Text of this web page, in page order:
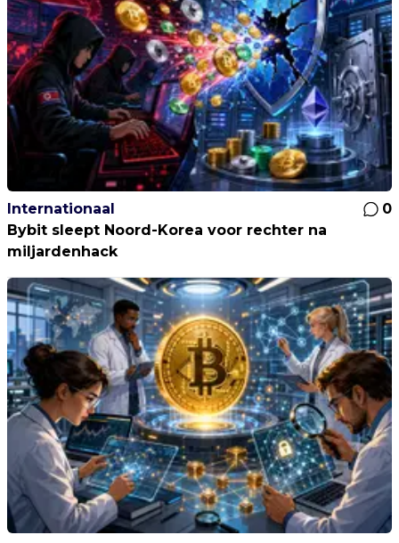
Internationaal
0
Bybit sleept Noord-Korea voor rechter na
miljardenhack